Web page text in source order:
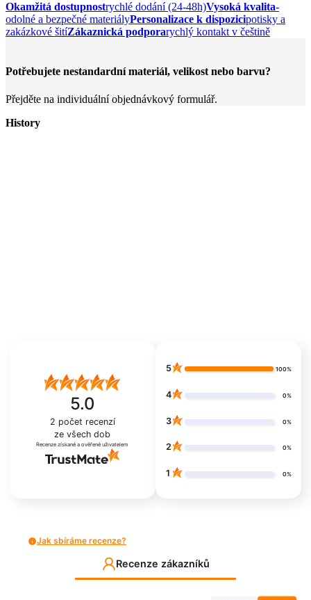
Okamžitá dostupnostrychlé dodání (24-48h)Vysoká kvalita-
odolné a bezpečné materiályPersonalizace k dispozicipotisky a
zakázkové šitíZákaznická podporarychlý kontakt v češtině
Potřebujete nestandardní materiál, velikost nebo barvu?
Přejděte na individuální objednávkový formulář.
History
5.0
2 počet recenzí
ze všech dob
Recenze získané a ověřené uživatelem
5 100%
4 0%
3 0%
2 0%
1 0%
Jak sbíráme recenze?
Recenze zákazníků